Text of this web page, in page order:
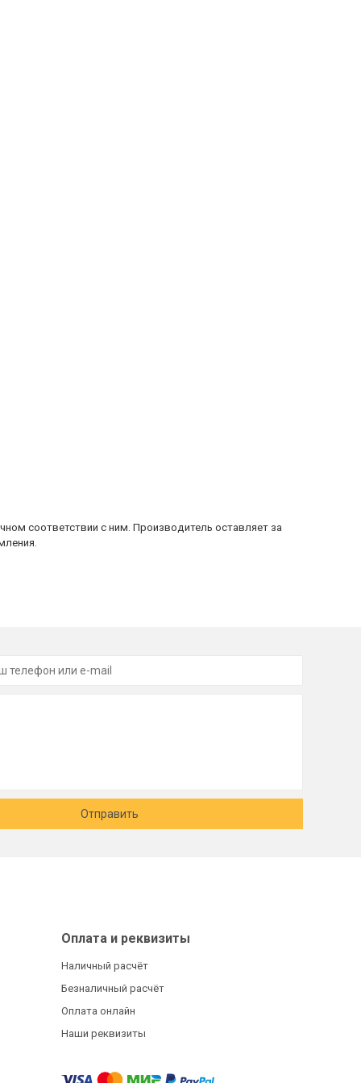
соответствии с ним. Производитель оставляет за
Отправить
Оплата и реквизиты
Наличный расчёт
Безналичный расчёт
Оплата онлайн
Наши реквизиты